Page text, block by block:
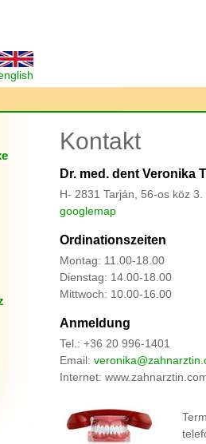
Kontakt
Dr. med. dent Veronika
H- 2831 Tarján, 56-os köz 3.
googlemap
Ordinationszeiten
Montag: 11.00-18.00
Dienstag: 14.00-18.00
Mittwoch: 10.00-16.00
Anmeldung
Tel.: +36 20 996-1401
Email:
Internet: